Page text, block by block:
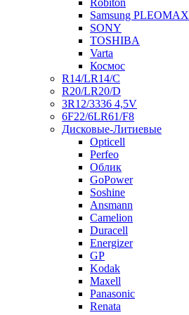
Robiton
Samsung PLEOMAX
SONY
TOSHIBA
Varta
Космос
R14/LR14/C
R20/LR20/D
3R12/3336 4,5V
6F22/6LR61/F8
Дисковые-Литиевые
Opticell
Perfeo
Облик
GoPower
Soshine
Ansmann
Camelion
Duracell
Energizer
GP
Kodak
Maxell
Panasonic
Renata